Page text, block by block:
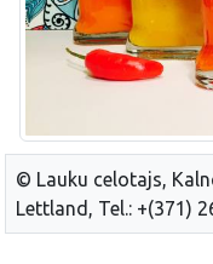
© Lauku celotajs,
Lettland, Tel.: +(371)